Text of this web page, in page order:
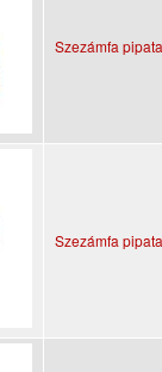
Szezámfa
Szezámfa